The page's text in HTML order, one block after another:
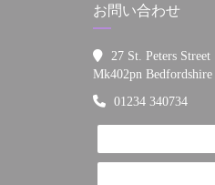
お問い合わせ
27 St. Peters Street
Mk402pn Bedfordshire
01234 340734